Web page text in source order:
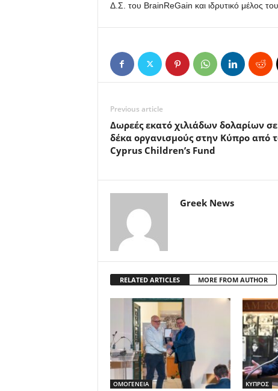
Δ.Σ. του BrainReGain και ιδρυτικό μέλος
Previous article
Δωρεές εκατό χιλιάδων δολαρίων σε
δέκα οργανισμούς στην Κύπρο από
Cyprus Children’s Fund
Greek News
RELATED ARTICLES MORE FROM AUTHOR
ΟΜΟΓΕΝΕΙΑ ΚΥΠΡΟΣ